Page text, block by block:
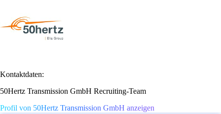
Kontaktdaten:
50Hertz Transmission GmbH Recruiting-Team
Profil von 50Hertz Transmission GmbH anzeigen